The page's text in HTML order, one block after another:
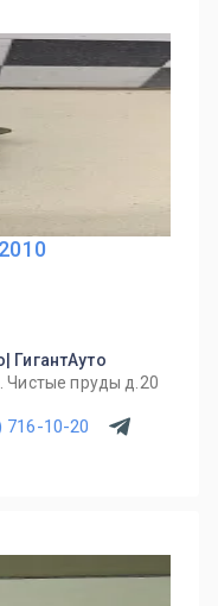
ГигантАуто
Чистые пруды д.20
716-10-20